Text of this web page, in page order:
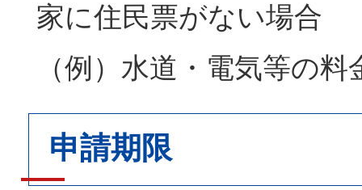
家に住民票がない場合
（例）水道・電気等の料
申請期限